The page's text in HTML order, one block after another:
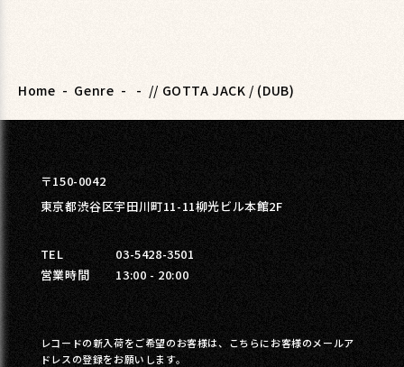
Home - Genre - - // GOTTA JACK / (DUB)
〒150-0042
東京都渋谷区宇田川町11-11柳光ビル本館2F
TEL
03-5428-3501
営業時間
13:00 - 20:00
レコードの新入荷をご希望のお客様は、こちらにお客様のメールア
ドレスの登録をお願いします。